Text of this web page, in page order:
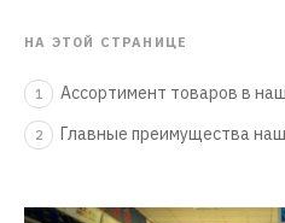
НА ЭТОЙ СТРАНИЦЕ
1 Ассортимент товаров в
2 Главные преимущества